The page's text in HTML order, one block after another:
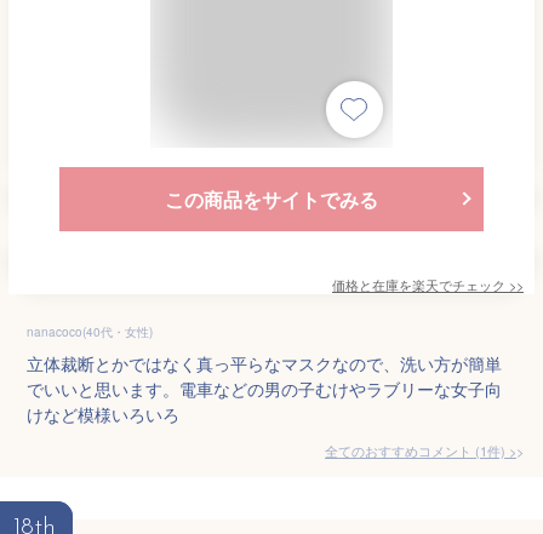
この商品をサイトでみる
価格と在庫を楽天でチェック >>
nanacoco(40代・女性)
立体裁断とかではなく真っ平らなマスクなので、洗い方が簡単
でいいと思います。電車などの男の子むけやラブリーな女子向
けなど模様いろいろ
全てのおすすめコメント (1件) >
18th